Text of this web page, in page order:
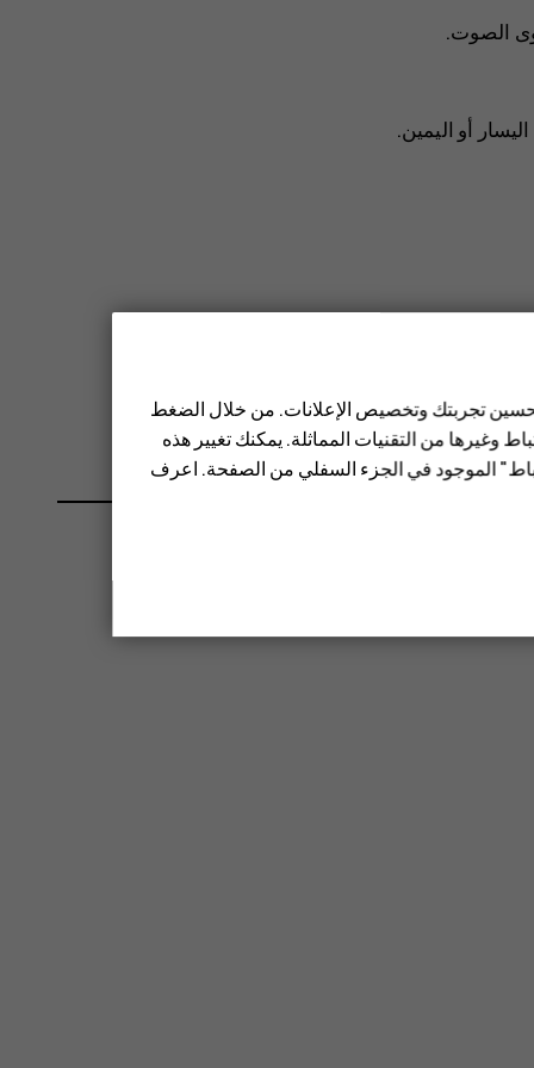
الصوت.
أو اليمين.
تحسين تجربتك وتخصيص الإعلانات. من خلال الضغط
وغيرها من التقنيات المماثلة. يمكنك تغيير هذه
الموجود في الجزء السفلي من الصفحة. اعرف